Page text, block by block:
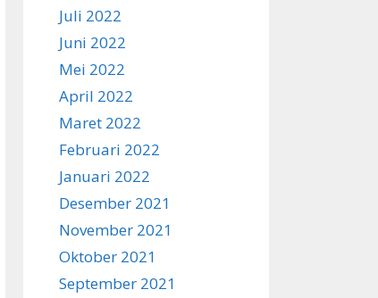
Juli 2022
Juni 2022
Mei 2022
April 2022
Maret 2022
Februari 2022
Januari 2022
Desember 2021
November 2021
Oktober 2021
September 2021